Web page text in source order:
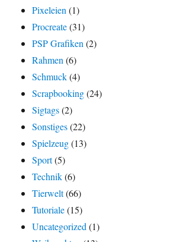
Pixeleien (1)
Procreate(31)
PSP Grafiken (2)
Rahmen (6)
Schmuck(4)
Scrapbooking(24)
Sigtags(2)
Sonstiges(22)
Spielzeug(13)
Sport(5)
Technik(6)
Tierwelt(66)
Tutoriale(15)
Uncategorized (1)